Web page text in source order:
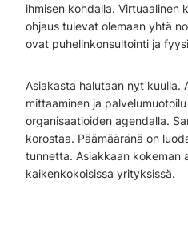
ihmisen kohdalla. Virtuaalinen
ohjaus tulevat olemaan yhtä
ovat puhelinkonsultointi ja
Asiakasta halutaan nyt kuulla.
mittaaminen ja
organisaatioiden agendalla.
korostaa. Päämääränä on
tunnetta. Asiakkaan kokeman
kaikenkokoisissa yrityksissä.